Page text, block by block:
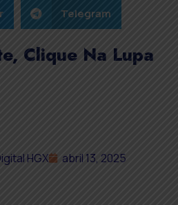
Telegram
Clique Na Lupa
HGX
abril 13, 2025